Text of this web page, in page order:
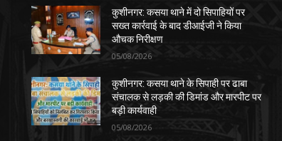
कुशीनगर: कसया थाने में दो सिपाहियों पर
सख्त कार्रवाई के बाद डीआईजी ने किया
औचक निरीक्षण
05/08/2026
कुशीनगर: कसया थाने के सिपाही पर ढाबा
संचालक से लड़की की डिमांड और मारपीट पर
बड़ी कार्यवाही
05/08/2026